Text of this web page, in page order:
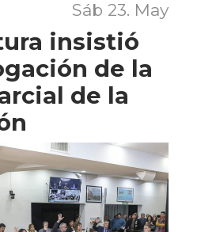
Sáb 23. May
insistió
de la
de la